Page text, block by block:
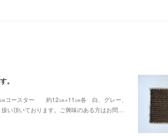
。
コースター 約12㎝×11㎝各 白、グレー、
頂いております。ご興味のある方はお問…